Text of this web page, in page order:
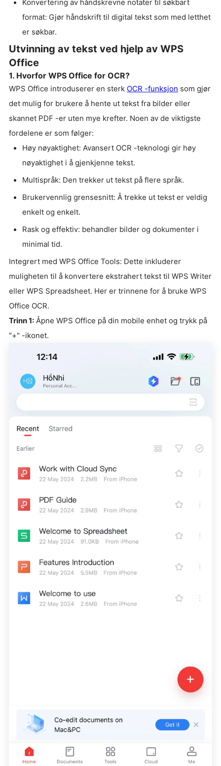
Konvertering av håndskrevne notater til søkbart
format: Gjør håndskrift til digital tekst som med letthet
er søkbar.
Utvinning av tekst ved hjelp av WPS
Office
1. Hvorfor WPS Office for OCR?
WPS Office introduserer en sterk OCR -funksjon som gjør
det mulig for brukere å hente ut tekst fra bilder eller
skannet PDF -er uten mye krefter. Noen av de viktigste
fordelene er som følger:
Høy nøyaktighet: Avansert OCR -teknologi gir høy
nøyaktighet i å gjenkjenne tekst.
Multispråk: Den trekker ut tekst på flere språk.
Brukervennlig grensesnitt: Å trekke ut tekst er veldig
enkelt og enkelt.
Rask og effektiv: behandler bilder og dokumenter i
minimal tid.
Integrert med WPS Office Tools: Dette inkluderer
muligheten til å konvertere ekstrahert tekst til WPS Writer
eller WPS Spreadsheet. Her er trinnene for å bruke WPS
Office OCR.
Trinn 1: Åpne WPS Office på din mobile enhet og trykk på
"+" -ikonet.